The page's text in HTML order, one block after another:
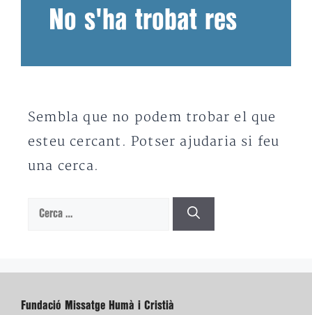
No s'ha trobat res
Sembla que no podem trobar el que
esteu cercant. Potser ajudaria si feu
una cerca.
Cerca:
Fundació Missatge Humà i Cristià